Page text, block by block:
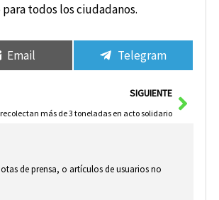
todos los ciudadanos.
Email Telegram
SIGUIENTE
más de 3 toneladas en acto solidario
de prensa, o artículos de usuarios no